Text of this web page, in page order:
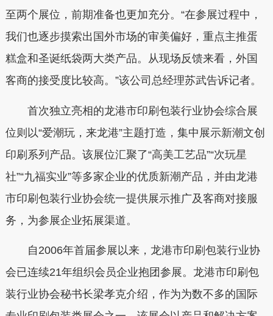
至两个展位，前期准备也更加充分。“在参展过程中，
我们也逐步摸索出国外市场的审美偏好，重点主推蛋
糕盒和圣诞纸袋两大类产品。从现场反馈来看，外国
客商的接受度比较高。”该公司总经理苏武告诉记者。
首次独立亮相的龙港市印刷包装行业协会综合展
位则以“爱潮玩，来龙港”主题打造，集中展示新潮文创
印刷系列产品。该展位汇聚了“高美工艺品”“次玩星
社”“九福实业”等多家企业的优质新潮产品，并由龙港
市印刷包装行业协会统一提供展示推广及客商对接服
务，为参展企业拓展渠道。
自2006年首届参展以来，龙港市印刷包装行业协
会已连续21年组织会员企业抱团参展。龙港市印刷包
装行业协会秘书长梁孝克介绍，作为为数不多的国际